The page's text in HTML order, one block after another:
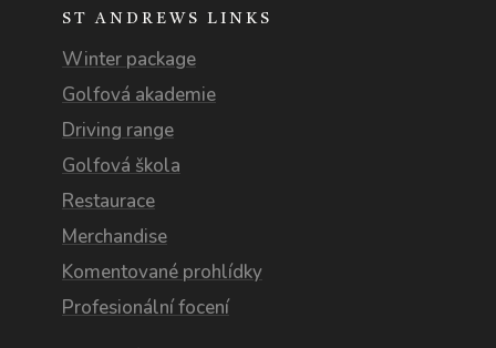
ST ANDREWS LINKS
Winter package
Golfová akademie
Driving range
Golfová škola
Restaurace
Merchandise
Komentované prohlídky
Profesionální focení